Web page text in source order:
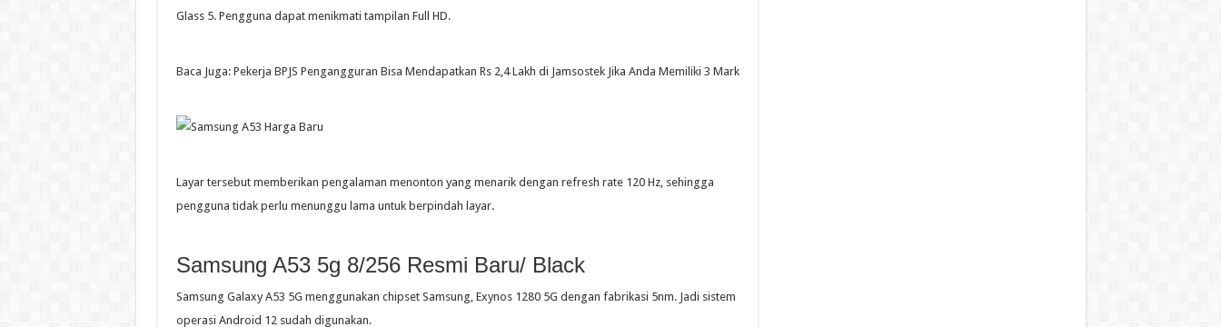
Glass 5. Pengguna dapat menikmati tampilan Full HD.
Baca Juga: Pekerja BPJS Pengangguran Bisa Mendapatkan Rs 2,4 Lakh di Jamsostek Jika Anda Memiliki 3 Mark
Layar tersebut memberikan pengalaman menonton yang menarik dengan refresh rate 120 Hz, sehingga
pengguna tidak perlu menunggu lama untuk berpindah layar.
Samsung A53 5g 8/256 Resmi Baru/ Black
Samsung Galaxy A53 5G menggunakan chipset Samsung, Exynos 1280 5G dengan fabrikasi 5nm. Jadi sistem
operasi Android 12 sudah digunakan.